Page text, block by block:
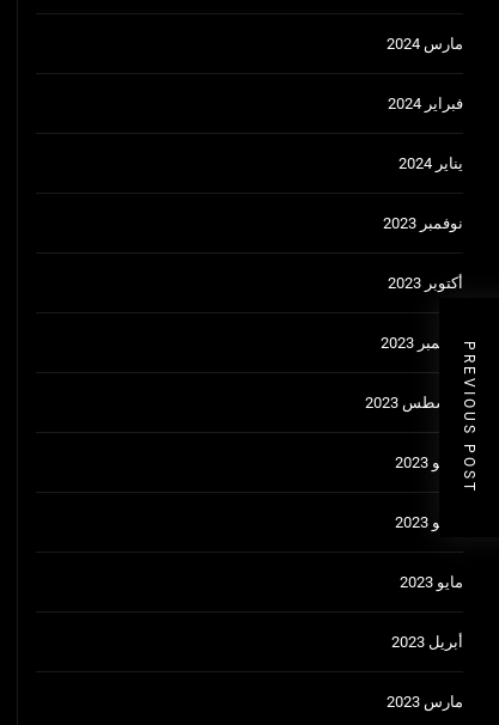
PREVIOUS POST
مارس 2024
فبراير 2024
يناير 2024
نوفمبر 2023
أكتوبر 2023
سبتمبر 2023
أغسطس 2023
يوليو 2023
يونيو 2023
مايو 2023
أبريل 2023
مارس 2023